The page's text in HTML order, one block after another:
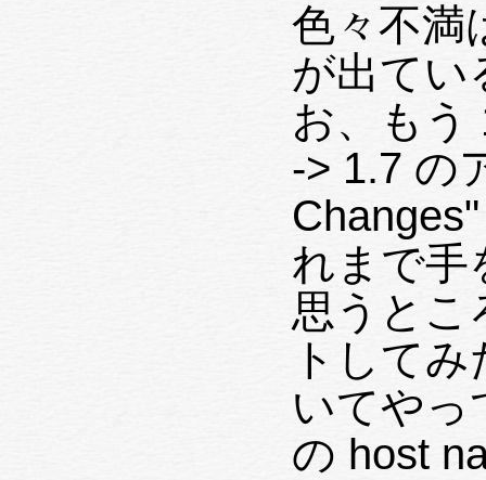
色々不満
が出てい
お、もう
-> 1.7 の
れまで手
思うとこ
トして
いてや
の host